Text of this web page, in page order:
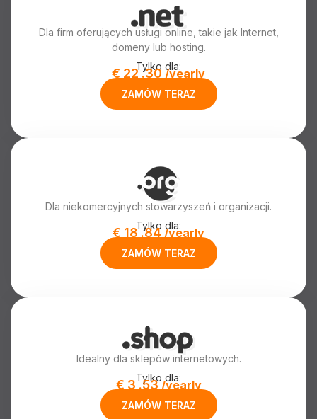
Dla firm oferujących usługi online, takie jak Internet,
domeny lub hosting.
Tylko dla:
€ 22 .30 /yearly
ZAMÓW TERAZ
Dla niekomercyjnych stowarzyszeń i organizacji.
Tylko dla:
€ 18 .84 /yearly
ZAMÓW TERAZ
Idealny dla sklepów internetowych.
Tylko dla:
€ 3 .53 /yearly
ZAMÓW TERAZ